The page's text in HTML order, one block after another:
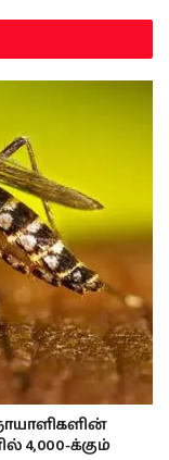
க்கும்